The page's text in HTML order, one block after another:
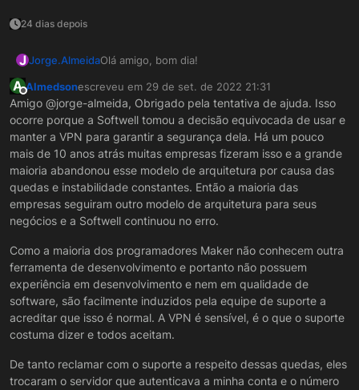
24 dias depois
J Jorge.AlmeidaOlá amigo, bom dia!
Então, normalmente isso ocorre devido a
oscilação na rede.
Caso esse erro aconteça com frequência eu
sugiro que tente utilizar uma conexão via cabo.
Espero ter ajudado.
A
Offline
Almedsonescreveu em 29 de set. de 2022 21:31
última edição por
Amigo @jorge-almeida, Obrigado pela tentativa de ajuda. Isso
ocorre porque a Softwell tomou a decisão equivocada de usar e
manter a VPN para garantir a segurança dela. Há um pouco
mais de 10 anos atrás muitas empresas fizeram isso e a grande
maioria abandonou esse modelo de arquitetura por causa das
quedas e instabilidade constantes. Então a maioria das
empresas seguiram outro modelo de arquitetura para seus
negócios e a Softwell continuou no erro.
Como a maioria dos programadores Maker não conhecem outra
ferramenta de desenvolvimento e portanto não possuem
experiência em desenvolvimento e nem em qualidade de
software, são facilmente induzidos pela equipe de suporte a
acreditar que isso é normal. A VPN é sensível, é o que o suporte
costuma dizer e todos aceitam.
De tanto reclamar com o suporte a respeito dessas quedas, eles
trocaram o servidor que autenticava a minha conta e o número